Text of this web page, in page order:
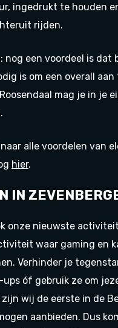
ingedrukt te houden
rijden.
een voordeel is dat
is om een overall
mag je in je
alle voordelen van
hier.
IN
onze nieuwste
waar gaming en
Verhinder je
ups óf gebruik ze om
zijn wij de eerste in de
aanbieden. Dus